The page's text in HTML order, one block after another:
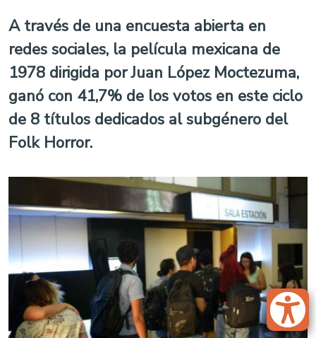
A través de una encuesta abierta en
redes sociales, la película mexicana de
1978 dirigida por Juan López Moctezuma,
ganó con 41,7% de los votos en este ciclo
de 8 títulos dedicados al subgénero del
Folk Horror.